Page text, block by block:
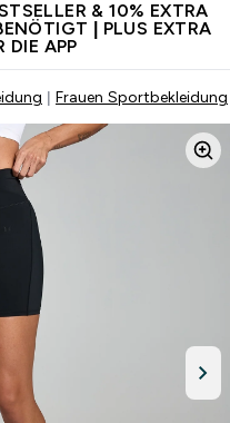
& 10% EXTRA
| PLUS EXTRA
DIE APP
Frauen Sportbekleidung